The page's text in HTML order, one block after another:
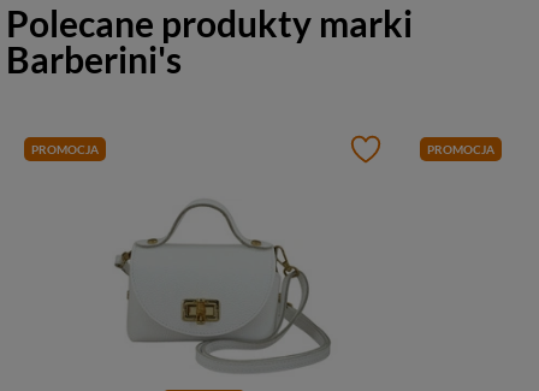
Polecane produkty marki
Barberini's
PROMOCJA PROMOCJA